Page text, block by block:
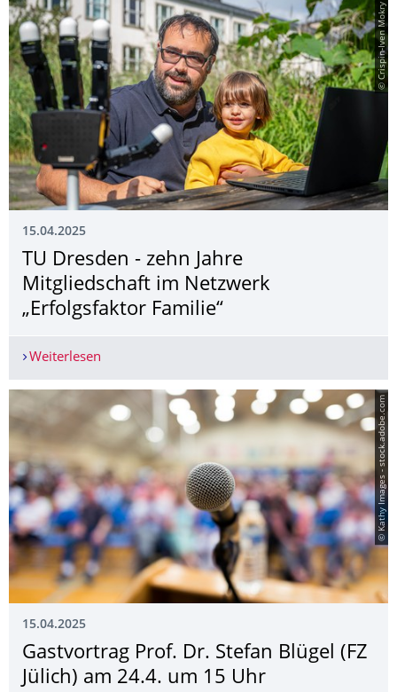
© Crispin-Iven Mokry
15.04.2025
TU Dresden - zehn Jahre
Mitgliedschaft im Netzwerk
„Erfolgsfaktor Familie“
Weiterlesen
© Kathy Images - stock.adobe.com
15.04.2025
Gastvortrag Prof. Dr. Stefan Blügel (FZ
Jülich) am 24.4. um 15 Uhr